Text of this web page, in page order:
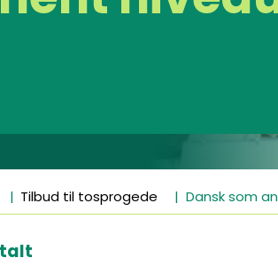
Tilbud til tosprogede Dansk som